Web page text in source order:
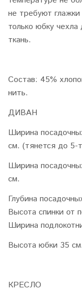
не требуют
только юбку
ткань.
Состав: 45%
нить.
ДИВАН
Ширина
см. (тянется до 5-
Ширина
см.
Глубина
Высота спинки от
Ширина
Высота юбки 35 см.
КРЕСЛО